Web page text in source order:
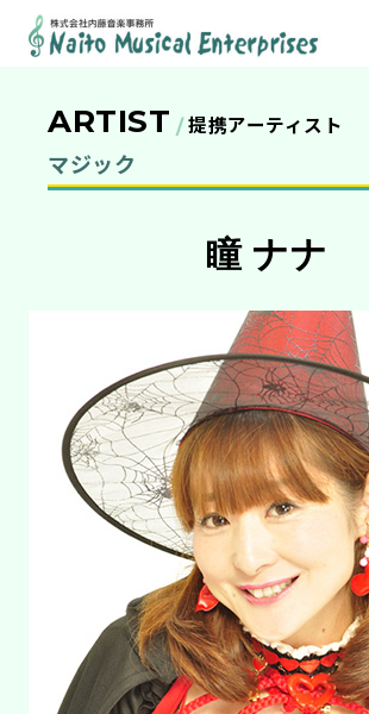
ENTERPRISES
ARTIST 提携アーティスト
マジック
瞳 ナナ